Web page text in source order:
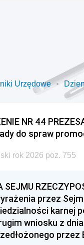
Urzędowe
NR 44
do spraw
rok 2026 poz. 755
SEJMU
przez
karnej
wniosku z